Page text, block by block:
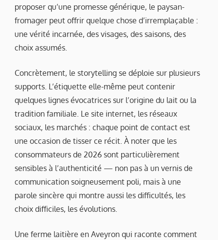
proposer qu’une promesse générique, le paysan-
fromager peut offrir quelque chose d’irremplaçable :
une vérité incarnée, des visages, des saisons, des
choix assumés.
Concrètement, le storytelling se déploie sur plusieurs
supports. L’étiquette elle-même peut contenir
quelques lignes évocatrices sur l’origine du lait ou la
tradition familiale. Le site internet, les réseaux
sociaux, les marchés : chaque point de contact est
une occasion de tisser ce récit. À noter que les
consommateurs de 2026 sont particulièrement
sensibles à l’authenticité — non pas à un vernis de
communication soigneusement poli, mais à une
parole sincère qui montre aussi les difficultés, les
choix difficiles, les évolutions.
Une ferme laitière en Aveyron qui raconte comment